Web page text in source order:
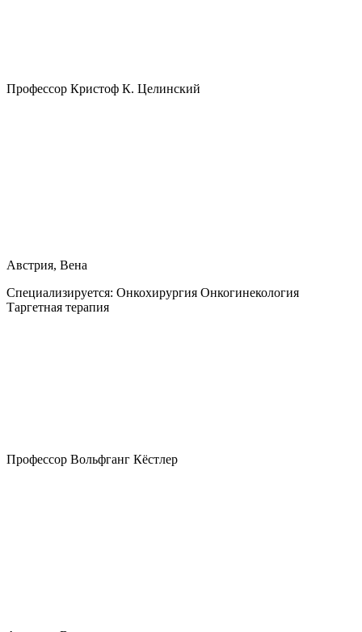
Профессор Кристоф К. Целинский
Австрия, Вена
Специализируется: Онкохирургия Онкогинекология
Таргетная терапия
Профессор Вольфганг Кёстлер